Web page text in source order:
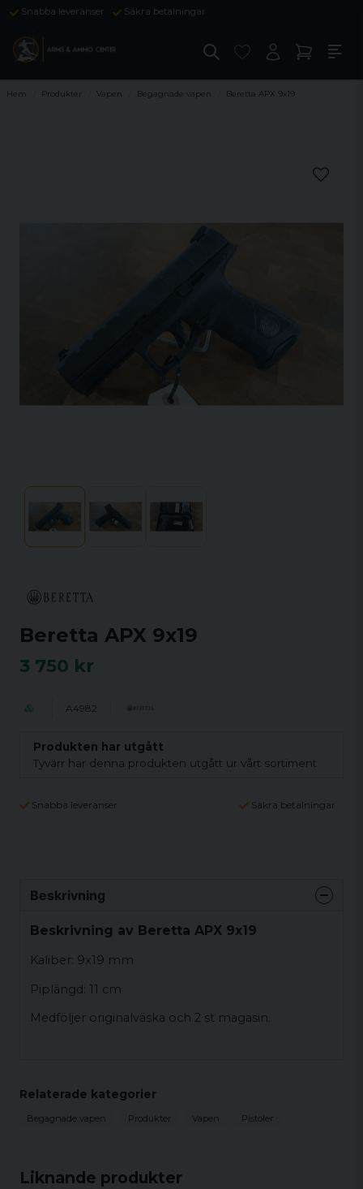
Snabba leveranser Säkra betalningar
Hem Produkter Vapen Begagnade vapen Beretta APX 9x19
Beretta APX 9x19
3 750 kr
A4982
Produkten har utgått
Tyvärr har denna produkten utgått ur vårt sortiment
Snabba leveranser Säkra betalningar
Liknande produkter
Beskrivning
Beskrivning av Beretta APX 9x19
Kaliber: 9x19 mm
Piplängd: 11 cm
Medföljer originalväska och 2 st magasin.
Relaterade kategorier
Begagnade vapen Produkter Vapen Pistoler